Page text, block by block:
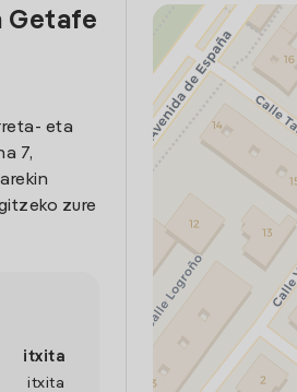
Getafe
eta
7,
zure
itxita
itxita